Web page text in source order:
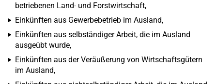
betriebenen Land- und Forstwirtschaft,
Einkünften aus Gewerbebetrieb im Ausland,
Einkünften aus selbständiger Arbeit, die im Ausland
ausgeübt wurde,
Einkünften aus der Veräußerung von Wirtschaftsgütern
im Ausland,